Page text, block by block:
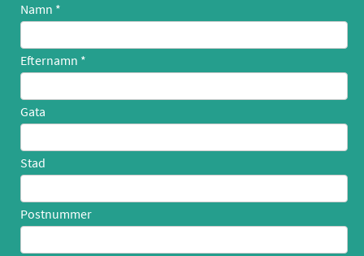
Namn
Efternamn
Gata
Stad
Postnummer